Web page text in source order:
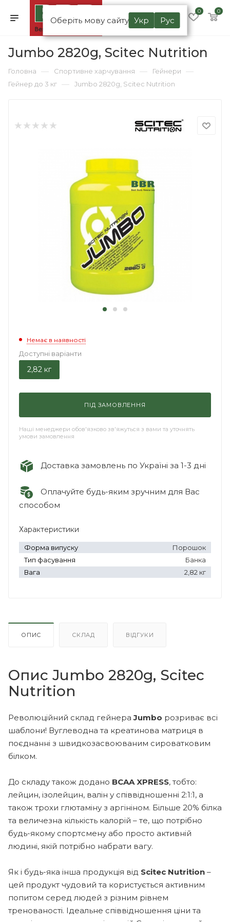
Оберіть мову сайту Укр Рус
0 0
Jumbo 2820g, Scitec Nutrition
Головна — Спортивне харчування — Гейнери —
Гейнер до 3 кг — Jumbo 2820g, Scitec Nutrition
Немає в наявності
Доступні варіанти
2,82 кг
ПІД ЗАМОВЛЕННЯ
Наші менеджери обов'язково зв'яжуться з вами та уточнять
умови замовлення
Доставка замовлень по Україні за 1-3 дні
Оплачуйте будь-яким зручним для Вас
способом
Характеристики
Форма випуску
Порошок
Тип фасування
Банка
Вага
2,82 кг
ОПИС СКЛАД ВІДГУКИ
Опис Jumbo 2820g, Scitec
Nutrition
Революційний склад гейнераJumbo розриває всі
шаблони! Вуглеводна та креатинова матриця в
поєднанні з швидкозасвоюваним сироватковим
білком.
До складу також додано BCAA XPRESS, тобто:
лейцин, ізолейцин, валін у співвідношенні 2:1:1, а
також трохи глютаміну з аргініном. Більше 20% білка
та величезна кількість калорій – те, що потрібно
будь-якому спортсмену або просто активній
людині, якій потрібно набрати вагу.
Як і будь-яка інша продукція від Scitec Nutrition –
цей продукт чудовий та користується активним
попитом серед людей з різним рівнем
тренованості. Ідеальне співвідношення ціни та